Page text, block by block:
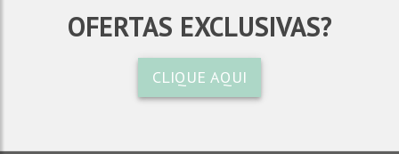
OFERTAS EXCLUSIVAS?
CLIQUE AQUI